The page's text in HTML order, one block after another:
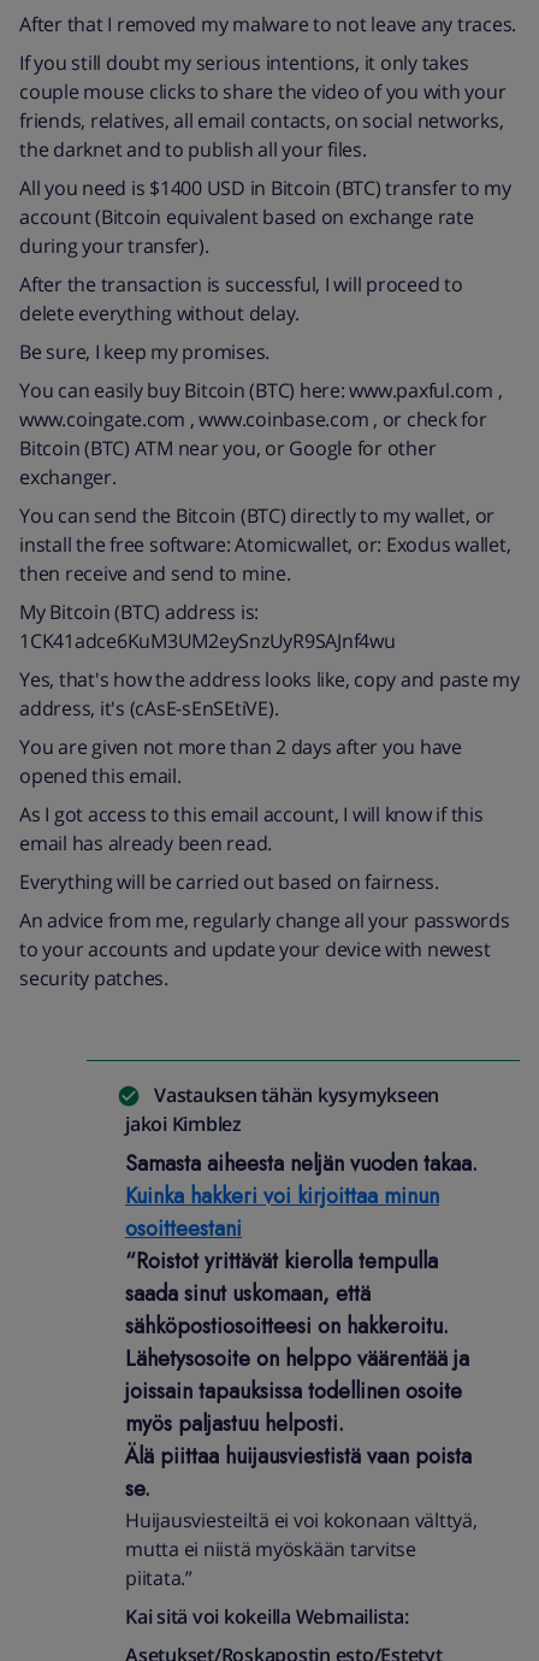
After that I removed my malware to not leave any traces.
If you still doubt my serious intentions, it only takes
couple mouse clicks to share the video of you with your
friends, relatives, all email contacts, on social networks,
the darknet and to publish all your files.
All you need is $1400 USD in Bitcoin (BTC) transfer to my
account (Bitcoin equivalent based on exchange rate
during your transfer).
After the transaction is successful, I will proceed to
delete everything without delay.
Be sure, I keep my promises.
You can easily buy Bitcoin (BTC) here: www.paxful.com ,
www.coingate.com , www.coinbase.com , or check for
Bitcoin (BTC) ATM near you, or Google for other
exchanger.
You can send the Bitcoin (BTC) directly to my wallet, or
install the free software: Atomicwallet, or: Exodus wallet,
then receive and send to mine.
My Bitcoin (BTC) address is:
1CK41adce6KuM3UM2eySnzUyR9SAJnf4wu
Yes, that's how the address looks like, copy and paste my
address, it's (cAsE-sEnSEtiVE).
You are given not more than 2 days after you have
opened this email.
As I got access to this email account, I will know if this
email has already been read.
Everything will be carried out based on fairness.
An advice from me, regularly change all your passwords
to your accounts and update your device with newest
security patches.
Vastauksen tähän kysymykseen
jakoi Kimblez
Samasta aiheesta neljän vuoden takaa.
Kuinka hakkeri voi kirjoittaa minun
osoitteestani
“Roistot yrittävät kierolla tempulla
saada sinut uskomaan, että
sähköpostiosoitteesi on hakkeroitu.
Lähetysosoite on helppo väärentää ja
joissain tapauksissa todellinen osoite
myös paljastuu helposti.
Älä piittaa huijausviestistä vaan poista
se.
Huijausviesteiltä ei voi kokonaan välttyä,
mutta ei niistä myöskään tarvitse
piitata.”
Kai sitä voi kokeilla Webmailista:
Asetukset/Roskapostin esto/Estetyt